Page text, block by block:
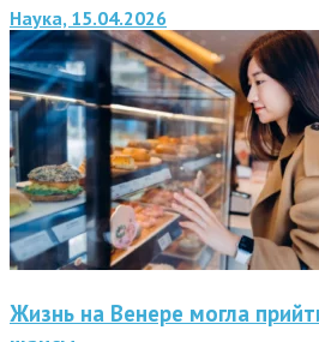
Наука, 15.04.2026
Жизнь на Венере могла